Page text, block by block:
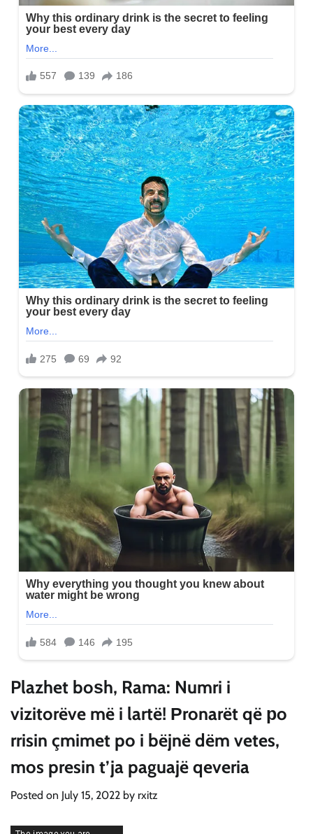
Plazhet boѕh, Rama: Numri i
vizitorëve më i lartë! Рronarët që рo
rrisin çmimet po i bëjnë dëm vetes,
mos presin t’ja paguajë qeveria
Posted on July 15, 2022 by rxitz